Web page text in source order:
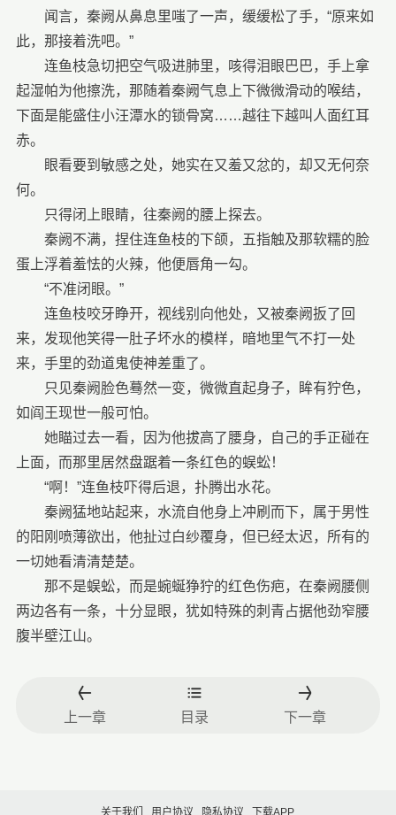
闻言，秦阙从鼻息里嗤了一声，缓缓松了手，“原来如
此，那接着洗吧。”
连鱼枝急切把空气吸进肺里，咳得泪眼巴巴，手上拿
起湿帕为他擦洗，那随着秦阙气息上下微微滑动的喉结，
下面是能盛住小汪潭水的锁骨窝……越往下越叫人面红耳
赤。
眼看要到敏感之处，她实在又羞又忿的，却又无何奈
何。
只得闭上眼睛，往秦阙的腰上探去。
秦阙不满，捏住连鱼枝的下颌，五指触及那软糯的脸
蛋上浮着羞怯的火辣，他便唇角一勾。
“不准闭眼。”
连鱼枝咬牙睁开，视线别向他处，又被秦阙扳了回
来，发现他笑得一肚子坏水的模样，暗地里气不打一处
来，手里的劲道鬼使神差重了。
只见秦阙脸色蓦然一变，微微直起身子，眸有狞色，
如阎王现世一般可怕。
她瞄过去一看，因为他拔高了腰身，自己的手正碰在
上面，而那里居然盘踞着一条红色的蜈蚣！
“啊！”连鱼枝吓得后退，扑腾出水花。
秦阙猛地站起来，水流自他身上冲刷而下，属于男性
的阳刚喷薄欲出，他扯过白纱覆身，但已经太迟，所有的
一切她看清清楚楚。
那不是蜈蚣，而是蜿蜒狰狞的红色伤疤，在秦阙腰侧
两边各有一条，十分显眼，犹如特殊的刺青占据他劲窄腰
腹半壁江山。
上一章 目录 下一章
关于我们 用户协议 隐私协议 下载APP